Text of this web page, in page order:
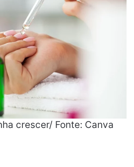
crescer/ Fonte: Canva